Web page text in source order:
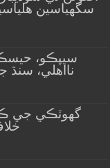
سگهياسين
سيپڪو،
نااهلي، سنڌ جا127 ارب رپيا ٻڏي
گهوٽڪي جي